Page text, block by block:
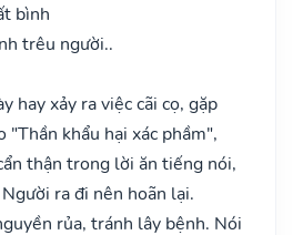
bình
trêu người..
hay xảy ra việc cãi cọ, gặp
"Thần khẩu hại xác phầm",
thận trong lời ăn tiếng nói,
ra đi nên hoãn lại.
rủa, tránh lây bệnh. Nói